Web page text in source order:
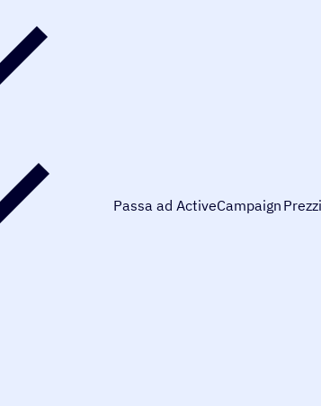
Passa ad ActiveCampaign Prezzi